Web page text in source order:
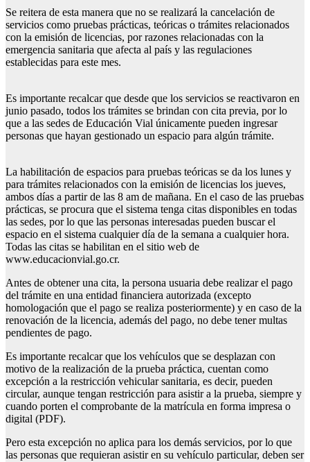
Se reitera de esta manera que no se realizará la cancelación de
servicios como pruebas prácticas, teóricas o trámites relacionados
con la emisión de licencias, por razones relacionadas con la
emergencia sanitaria que afecta al país y las regulaciones
establecidas para este mes.
Es importante recalcar que desde que los servicios se reactivaron en
junio pasado, todos los trámites se brindan con cita previa, por lo
que a las sedes de Educación Vial únicamente pueden ingresar
personas que hayan gestionado un espacio para algún trámite.
La habilitación de espacios para pruebas teóricas se da los lunes y
para trámites relacionados con la emisión de licencias los jueves,
ambos días a partir de las 8 am de mañana. En el caso de las pruebas
prácticas, se procura que el sistema tenga citas disponibles en todas
las sedes, por lo que las personas interesadas pueden buscar el
espacio en el sistema cualquier día de la semana a cualquier hora.
Todas las citas se habilitan en el sitio web de
www.educacionvial.go.cr.
Antes de obtener una cita, la persona usuaria debe realizar el pago
del trámite en una entidad financiera autorizada (excepto
homologación que el pago se realiza posteriormente) y en caso de la
renovación de la licencia, además del pago, no debe tener multas
pendientes de pago.
Es importante recalcar que los vehículos que se desplazan con
motivo de la realización de la prueba práctica, cuentan como
excepción a la restricción vehicular sanitaria, es decir, pueden
circular, aunque tengan restricción para asistir a la prueba, siempre y
cuando porten el comprobante de la matrícula en forma impresa o
digital (PDF).
Pero esta excepción no aplica para los demás servicios, por lo que
las personas que requieran asistir en su vehículo particular, deben ser